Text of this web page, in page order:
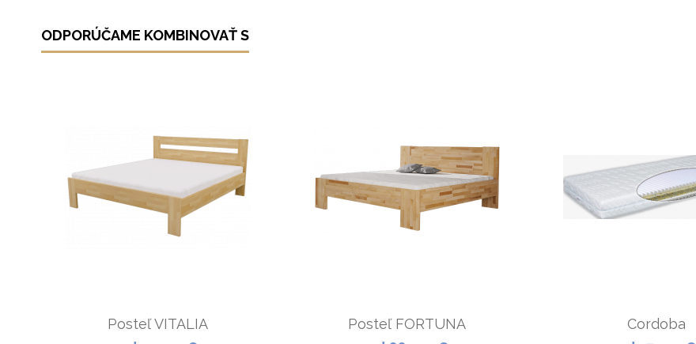
ODPORÚČAME KOMBINOVAŤ S
Posteľ VITALIA
Posteľ FORTUNA
Cordoba